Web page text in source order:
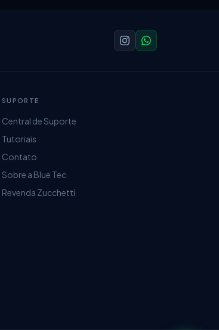
SUPORTE
Central de Suporte
Tutoriais
Contato
Sobre a Blue Tec
Revenda Zucchetti